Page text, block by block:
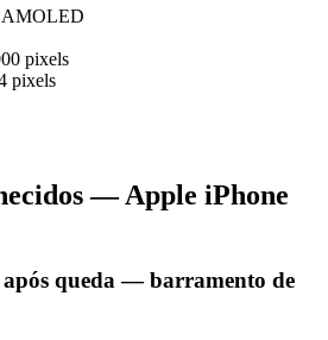
AMOLED
pixels
pixels
—Apple iPhone
após queda — barramento de